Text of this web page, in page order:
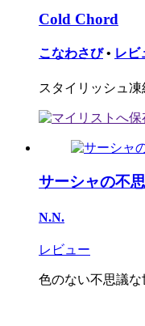
Cold Chord
こなわさび • レビ
スタイリッシュ
サーシャの不
N.N.
レビュー
色のない不思議